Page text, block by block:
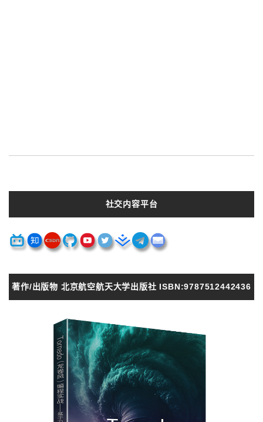
社交内容平台
著作/出版物 北京航空航天大学出版社 ISBN:9787512442436